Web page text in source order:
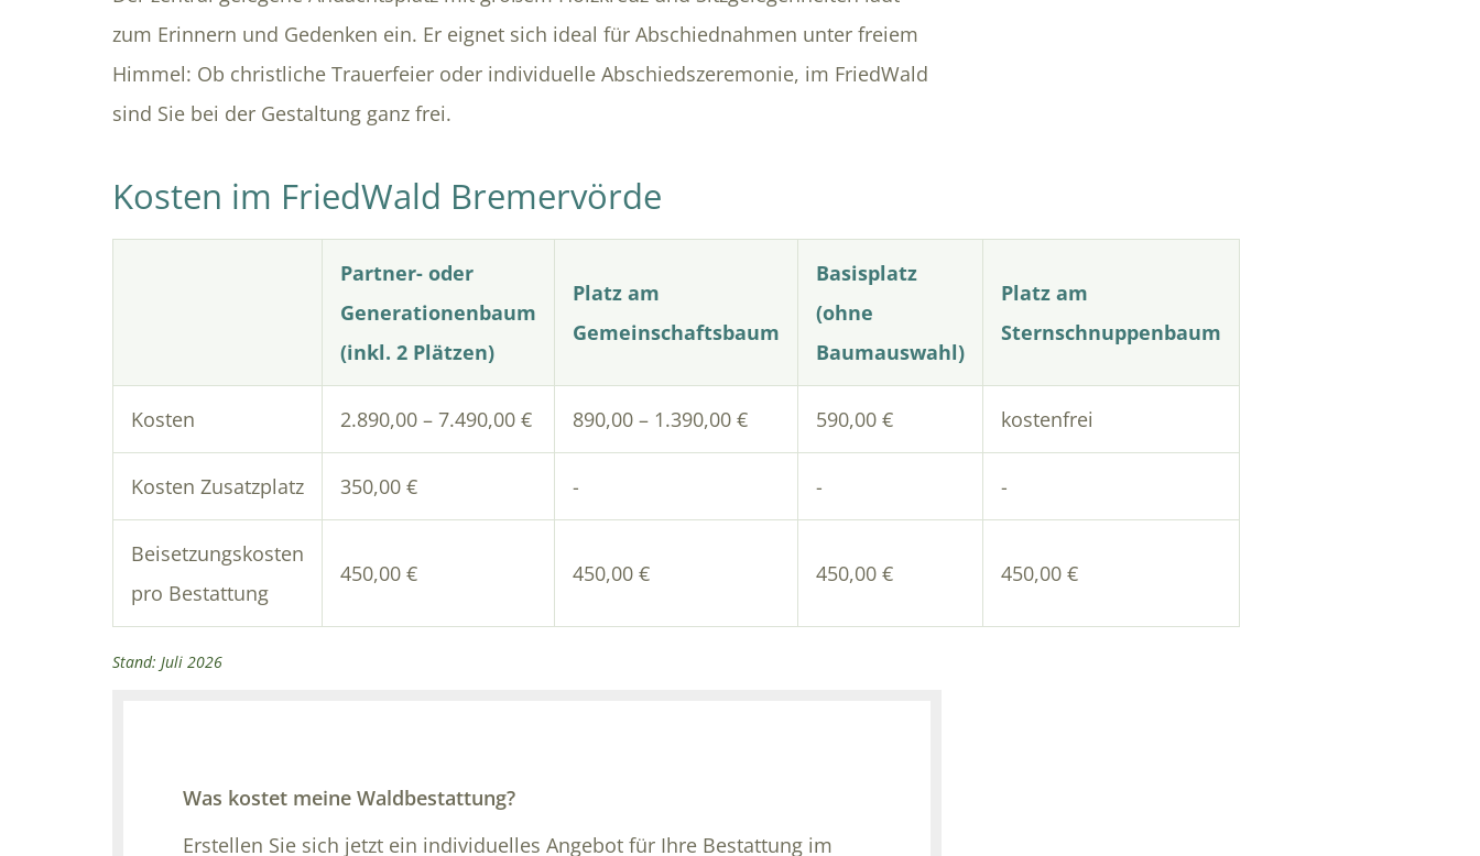
zum Erinnern und Gedenken ein. Er eignet sich ideal für Abschiednahmen unter freiem
Himmel: Ob christliche Trauerfeier oder individuelle Abschiedszeremonie, im FriedWald
sind Sie bei der Gestaltung ganz frei.
Kosten im FriedWald Bremervörde
Partner- oder
Generationenbaum
(inkl. 2 Plätzen)
Platz am
Gemeinschaftsbaum
Basisplatz
(ohne
Baumauswahl)
Platz am
Sternschnuppenbaum
Kosten 2.890,00 – 7.490,00 € 890,00 – 1.390,00 € 590,00 € kostenfrei
Kosten Zusatzplatz 350,00 € - - -
Beisetzungskosten
pro Bestattung
450,00 € 450,00 € 450,00 € 450,00 €
Stand: Juli 2026
Was kostet meine Waldbestattung?
Erstellen Sie sich jetzt ein individuelles Angebot für Ihre Bestattung im